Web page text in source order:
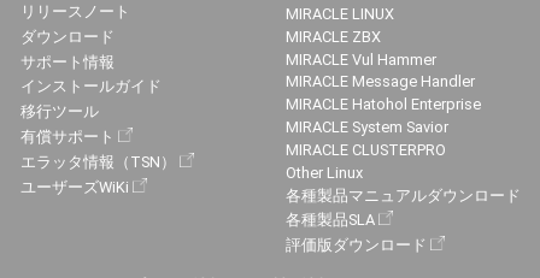
リリースノート
ダウンロード
サポート情報
インストールガイド
移行ツール
有償サポート
エラッタ情報（TSN）
ユーザーズWiKi
MIRACLE LINUX
MIRACLE ZBX
MIRACLE Vul Hammer
MIRACLE Message Handler
MIRACLE Hatohol Enterprise
MIRACLE System Savior
MIRACLE CLUSTERPRO
Other Linux
各種製品マニュアルダウンロード
各種製品SLA
評価版ダウンロード